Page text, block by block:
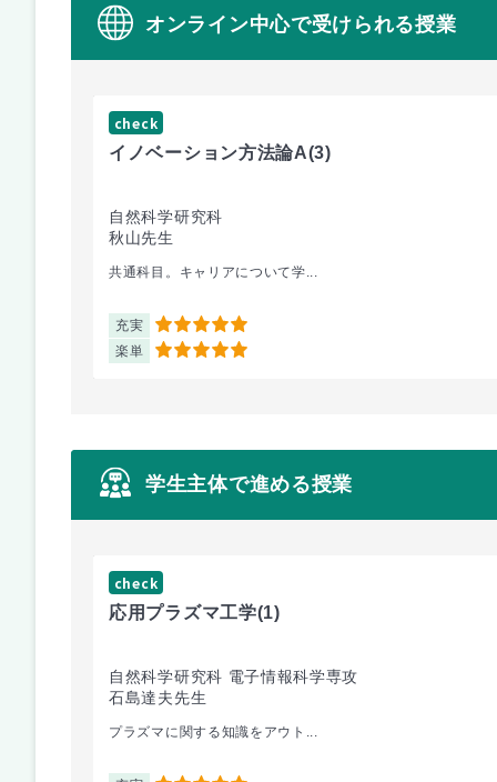
オンライン中心で受けられる授業
check
イノベーション方法論A(3)
自然科学研究科
秋山先生
共通科目。キャリアについて学...
充実 5
楽単 5
学生主体で進める授業
check
応用プラズマ工学(1)
自然科学研究科 電子情報科学専攻
石島達夫先生
プラズマに関する知識をアウト...